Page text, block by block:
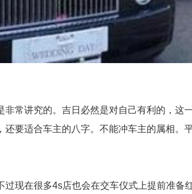
讲究的。吉日必然是对自己有利的，这
要适合车主的八字。不能冲车主的属相
在很多4s店也会在交车仪式上提前准备